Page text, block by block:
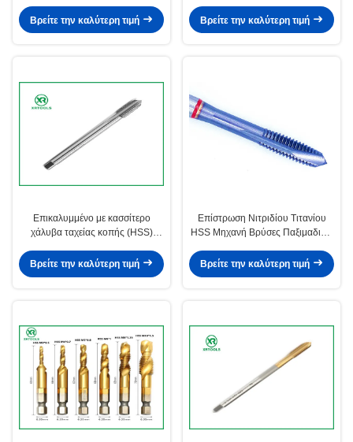
σε βιομηχανικά περιβάλλοντα
παραγωγής
Βρείτε την καλύτερη τιμή
Εφαρμογές Κοπής Σπειρώματος
Βρείτε την καλύτερη τιμή
Επικαλυμμένο με κασσίτερο
χάλυβα ταχείας κοπής (HSS)
σπειρώματος κατάλληλο για
Βρείτε την καλύτερη τιμή
Επίστρωση Νιτριδίου Τιτανίου
HSS Μηχανή Βρύσες Παξιμαδιών
Σπειρώματος Επιφάνειας με
Βρείτε την καλύτερη τιμή